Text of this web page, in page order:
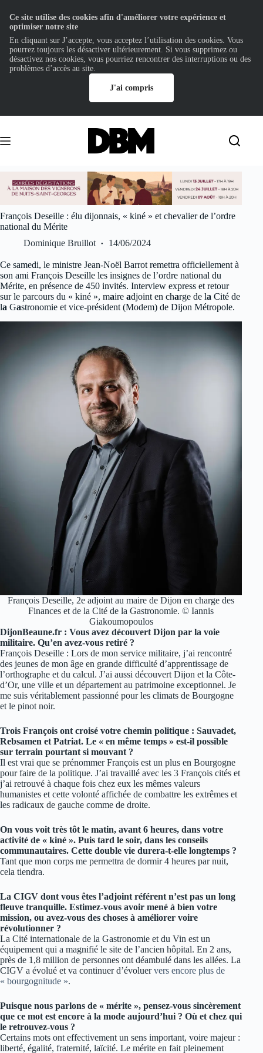
contenu
François Deseille : élu dijonnais, « kiné » et chevalier de l’ordre
national du Mérite
Dominique Bruillot
14/06/2024
Ce samedi, le ministre Jean-Noël Barrot remettra officiellement à
son ami François Deseille les insignes de l’ordre national du
Mérite, en présence de 450 invités. Interview express et retour
sur le parcours du « kiné », maire adjoint en charge de la Cité de
la Gastronomie et vice-président (Modem) de Dijon Métropole.
François Deseille, 2e adjoint au maire de Dijon en charge des
Finances et de la Cité de la Gastronomie. © Iannis
Giakoumopoulos
DijonBeaune.fr : Vous avez découvert Dijon par la voie
militaire. Qu’en avez-vous retiré ?
François Deseille : Lors de mon service militaire, j’ai rencontré
des jeunes de mon âge en grande difficulté d’apprentissage de
l’orthographe et du calcul. J’ai aussi découvert Dijon et la Côte-
d’Or, une ville et un département au patrimoine exceptionnel. Je
me suis véritablement passionné pour les climats de Bourgogne
et le pinot noir.
Trois François ont croisé votre chemin politique : Sauvadet,
Rebsamen et Patriat. Le « en même temps » est-il possible
sur terrain pourtant si mouvant ?
Il est vrai que se prénommer François est un plus en Bourgogne
pour faire de la politique. J’ai travaillé avec les 3 François cités et
j’ai retrouvé à chaque fois chez eux les mêmes valeurs
humanistes et cette volonté affichée de combattre les extrêmes et
les radicaux de gauche comme de droite.
On vous voit très tôt le matin, avant 6 heures, dans votre
activité de « kiné ». Puis tard le soir, dans les conseils
communautaires. Cette double vie durera-t-elle longtemps ?
Tant que mon corps me permettra de dormir 4 heures par nuit,
cela tiendra.
La CIGV dont vous êtes l’adjoint référent n’est pas un long
fleuve tranquille. Estimez-vous avoir mené à bien votre
mission, ou avez-vous des choses à améliorer voire
révolutionner ?
La Cité internationale de la Gastronomie et du Vin est un
équipement qui a magnifié le site de l’ancien hôpital. En 2 ans,
près de 1,8 million de personnes ont déambulé dans les allées. La
CIGV a évolué et va continuer d’évoluervers encore plus de
« bourgognitude ».
Puisque nous parlons de « mérite », pensez-vous sincèrement
que ce mot est encore à la mode aujourd’hui ? Où et chez qui
le retrouvez-vous ?
Certains mots ont effectivement un sens important, voire majeur :
liberté, égalité, fraternité, laïcité. Le mérite en fait pleinement
Ce site utilise des cookies afin d'améliorer votre expérience et
optimiser notre site
En cliquant sur J’accepte, vous acceptez l’utilisation des cookies. Vous
pourrez toujours les désactiver ultérieurement. Si vous supprimez ou
désactivez nos cookies, vous pourriez rencontrer des interruptions ou des
problèmes d’accès au site.
J'ai compris